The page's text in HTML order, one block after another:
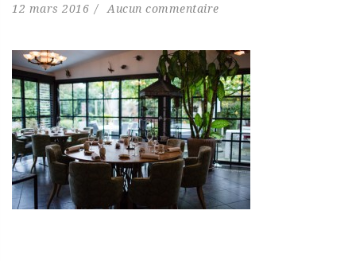
12 mars 2016 Aucun commentaire